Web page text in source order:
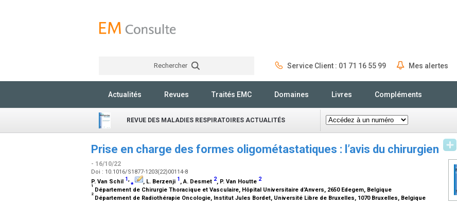
Rechercher Service Client : 01 71 16 55 99 Mes alertes
Actualités Revues Traités EMC Domaines Livres Compléments
REVUE DES MALADIES RESPIRATOIRES ACTUALITÉS
Prise en charge des formes oligométastatiques : l’avis du chirurgien
- 16/10/22
Doi : 10.1016/S1877-1203(22)00114-8
P. Van Schil 1,⁎ , L. Berzenji 1 , A. Desmet 2, P. Van Houtte 2
1
Département de Chirurgie Thoracique et Vasculaire, Hôpital Universitaire d’Anvers, 2650 Edegem, Belgique
2
Département de Radiothérapie Oncologie, Institut Jules Bordet, Université Libre de Bruxelles, 1070 Bruxelles, Belgique